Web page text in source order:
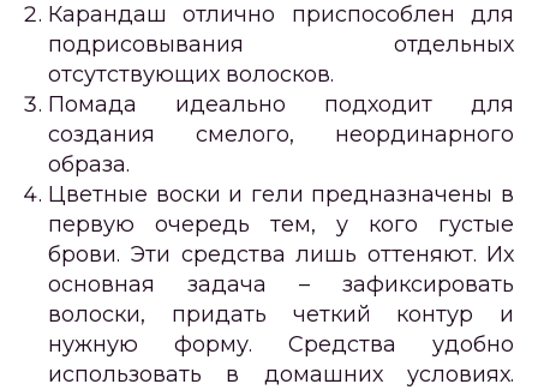
Карандаш отлично приспособлен для
подрисовывания отдельных
отсутствующих волосков.
Помада идеально подходит для
создания смелого, неординарного
образа.
Цветные воски и гели предназначены в
первую очередь тем, у кого густые
брови. Эти средства лишь оттеняют. Их
основная задача – зафиксировать
волоски, придать четкий контур и
нужную форму. Средства удобно
использовать в домашних условиях.